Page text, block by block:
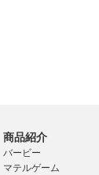
商品紹介
バービー
マテルゲーム